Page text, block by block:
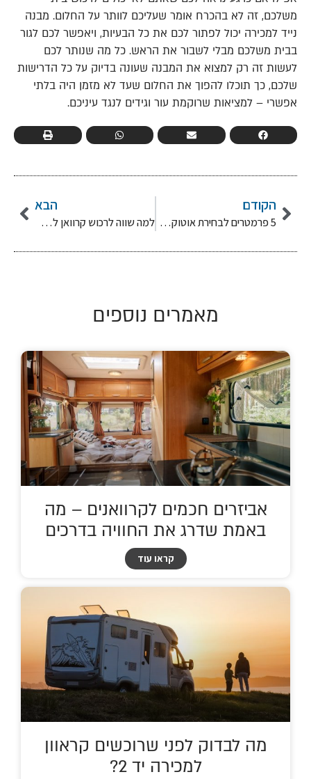
משלכם, זה לא בהכרח אומר שעליכם לוותר על החלום. מבנה
נייד למכירה יכול לפתור לכם את כל הבעיות, ויאפשר לכם לגור
בבית משלכם מבלי לשבור את הראש. כל מה שנותר לכם
לעשות זה רק למצוא את המבנה שעונה בדיוק על כל הדרישות
שלכם, כך תוכלו להפוך את החלום שעד לא מזמן היה בלתי
אפשרי – למציאות שרוקמת עור וגידים לנגד עיניכם.
הקודם
5 פרמטרים לבחירת אוטוקראוון חדש למכירה
הבא
למה שווה לרכוש קרוואן למכירה יד 2?
מאמרים נוספים
אביזרים חכמים לקרוואנים – מה
באמת שדרג את החוויה בדרכים
קראו עוד
מה לבדוק לפני שרוכשים קראוון
למכירה יד 2?